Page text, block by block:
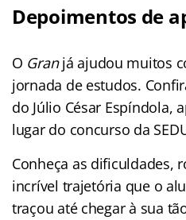
Depoimentos de
O Granjá ajudou muitos
jornada de estudos.
do Júlio César Espíndola,
lugar do concurso da
Conheça as dificuldades,
incrível trajetória que o
traçou até chegar à sua